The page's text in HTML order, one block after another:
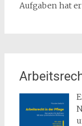
Aufgaben hat